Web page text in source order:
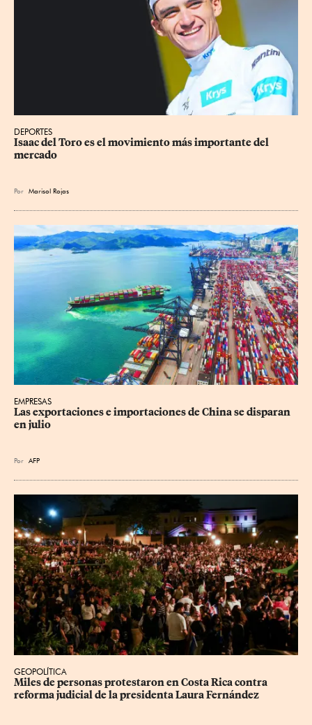
DEPORTES
Isaac del Toro es el movimiento más importante del
mercado
Por Marisol Rojas
EMPRESAS
Las exportaciones e importaciones de China se disparan
en julio
Por AFP
GEOPOLÍTICA
Miles de personas protestaron en Costa Rica contra
reforma judicial de la presidenta Laura Fernández